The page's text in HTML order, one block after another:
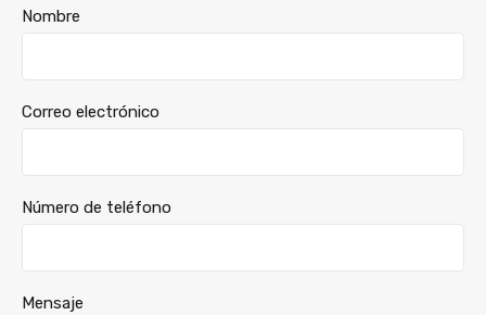
Nombre
Correo electrónico
Número de teléfono
Mensaje